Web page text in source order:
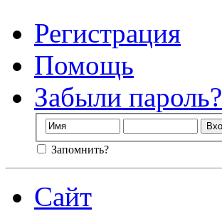
Регистрация
Помощь
Забыли пароль?
Запомнить?
Сайт